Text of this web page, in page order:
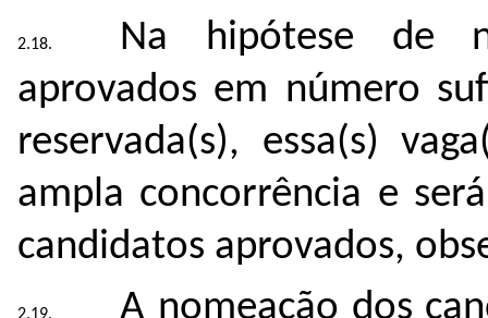
Na hipótese de
aprovados em número
reservada(s), essa(s)
ampla concorrência e
candidatos aprovados,
A nomeação dos